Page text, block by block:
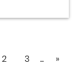
2 3 ... »